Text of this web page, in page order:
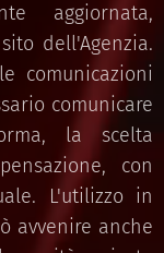
aggiornata,
dell'Agenzia.
comunicazioni
comunicare
la scelta
con
L'utilizzo in
avvenire anche